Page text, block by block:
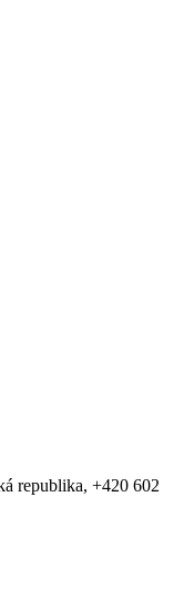
republika, +420 602